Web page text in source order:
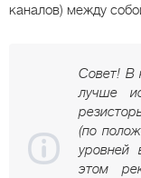
каналов) между
Совет! В
лучше
(по
уровней
этом